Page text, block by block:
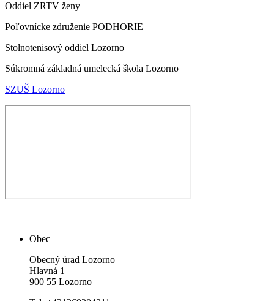
Oddiel ZRTV ženy
Poľovnícke združenie PODHORIE
Stolnotenisový oddiel Lozorno
Súkromná základná umelecká škola Lozorno
SZUŠ Lozorno
Obec
Obecný úrad Lozorno
Hlavná 1
900 55 Lozorno